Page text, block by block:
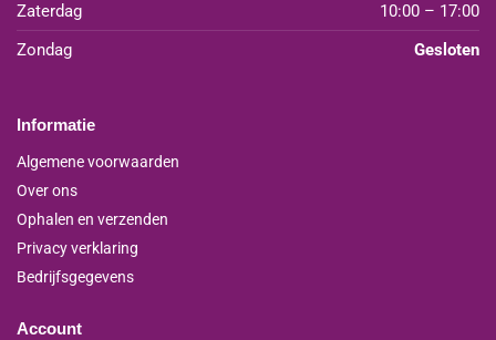
Zaterdag
10:00 – 17:00
Zondag
Gesloten
Informatie
Algemene voorwaarden
Over ons
Ophalen en verzenden
Privacy verklaring
Bedrijfsgegevens
Account